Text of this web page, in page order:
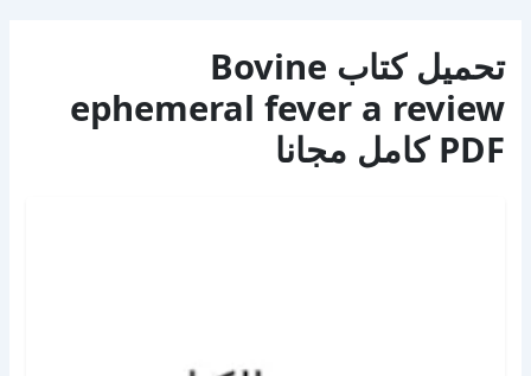
تحميل كتاب Bovine
ephemeral fever a review
PDF كامل مجانا